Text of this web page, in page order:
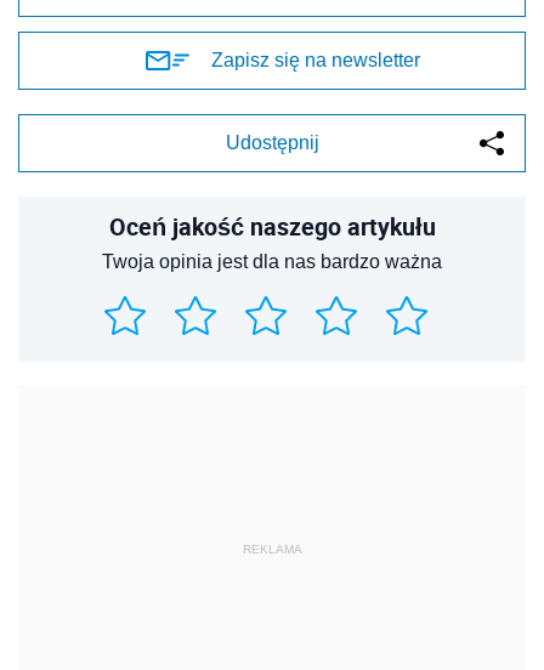
Zapisz się na newsletter
Udostępnij
Oceń jakość naszego artykułu
Twoja opinia jest dla nas bardzo ważna
REKLAMA